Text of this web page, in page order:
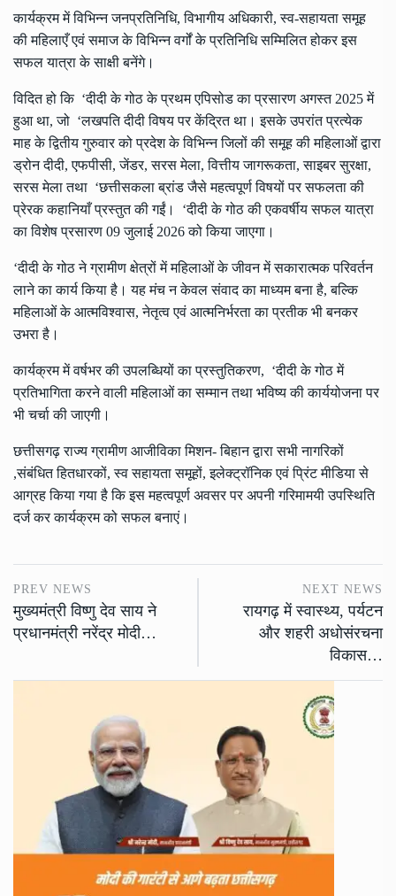
कार्यक्रम में विभिन्न जनप्रतिनिधि, विभागीय अधिकारी, स्व-सहायता समूह
की महिलाएँ एवं समाज के विभिन्न वर्गों के प्रतिनिधि सम्मिलित होकर इस
सफल यात्रा के साक्षी बनेंगे।
विदित हो कि ‘दीदी के गोठ के प्रथम एपिसोड का प्रसारण अगस्त 2025 में
हुआ था, जो ‘लखपति दीदी विषय पर केंद्रित था। इसके उपरांत प्रत्येक
माह के द्वितीय गुरुवार को प्रदेश के विभिन्न जिलों की समूह की महिलाओं द्वारा
ड्रोन दीदी, एफपीसी, जेंडर, सरस मेला, वित्तीय जागरूकता, साइबर सुरक्षा,
सरस मेला तथा ‘छत्तीसकला ब्रांड जैसे महत्वपूर्ण विषयों पर सफलता की
प्रेरक कहानियाँ प्रस्तुत की गईं। ‘दीदी के गोठ की एकवर्षीय सफल यात्रा
का विशेष प्रसारण 09 जुलाई 2026 को किया जाएगा।
‘दीदी के गोठ ने ग्रामीण क्षेत्रों में महिलाओं के जीवन में सकारात्मक परिवर्तन
लाने का कार्य किया है। यह मंच न केवल संवाद का माध्यम बना है, बल्कि
महिलाओं के आत्मविश्वास, नेतृत्व एवं आत्मनिर्भरता का प्रतीक भी बनकर
उभरा है।
कार्यक्रम में वर्षभर की उपलब्धियों का प्रस्तुतिकरण, ‘दीदी के गोठ में
प्रतिभागिता करने वाली महिलाओं का सम्मान तथा भविष्य की कार्ययोजना पर
भी चर्चा की जाएगी।
छत्तीसगढ़ राज्य ग्रामीण आजीविका मिशन- बिहान द्वारा सभी नागरिकों
,संबंधित हितधारकों, स्व सहायता समूहों, इलेक्ट्रॉनिक एवं प्रिंट मीडिया से
आग्रह किया गया है कि इस महत्वपूर्ण अवसर पर अपनी गरिमामयी उपस्थिति
दर्ज कर कार्यक्रम को सफल बनाएं।
PREV NEWS
मुख्यमंत्री विष्णु देव साय ने
प्रधानमंत्री नरेंद्र मोदी…
NEXT NEWS
रायगढ़ में स्वास्थ्य, पर्यटन
और शहरी अधोसंरचना
विकास…